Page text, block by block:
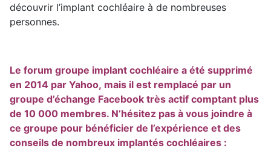
découvrir l’implant cochléaire à de nombreuses
personnes.
Le forum groupe implant cochléaire a été supprimé
en 2014 par Yahoo, mais il est remplacé par un
groupe d’échange Facebook très actif comptant plus
de 10 000 membres. N’hésitez pas à vous joindre à
ce groupe pour bénéficier de l’expérience et des
conseils de nombreux implantés cochléaires :